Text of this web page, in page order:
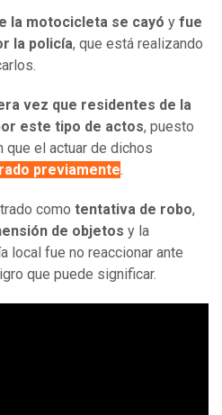
la motocicleta se cayó y fue
la policía, que está realizando
vez que residentes de la
este tipo de actos, puesto
el actuar de dichos
previamente.
como tentativa de robo,
de objetos y la
local fue no reaccionar ante
que puede significar.